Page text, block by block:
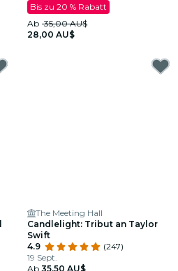
Bis zu 20 % Rabatt
Ab 35,00 AU$
28,00 AU$
The Meeting Hall
Candlelight: Tribut an Taylor
Swift
4.9
(247)
19 Sept.
Ab 35,50 AU$